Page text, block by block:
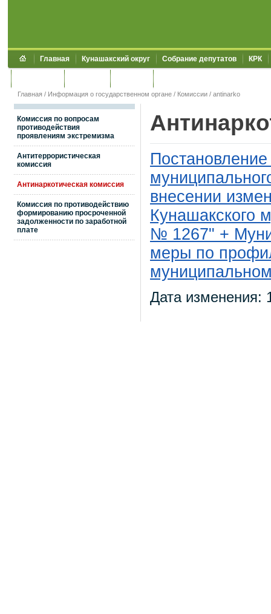
Главная Кунашакский округ Собрание депутатов КРК
Главная / Информация о государственном органе / Комиссии / antinarko
Комиссия по вопросам
противодействия
проявлениям экстремизма
Антитеррористическая
комиссия
Антинаркотическая комиссия
Комиссия по противодействию
формированию просроченной
задолженности по заработной
плате
внесении
Кунашакского
№ 1267" +
меры по
Дата изменения: